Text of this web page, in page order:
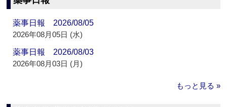
薬事日報 2026/08/05
2026年08月05日 (水)
薬事日報 2026/08/03
2026年08月03日 (月)
もっと見る »